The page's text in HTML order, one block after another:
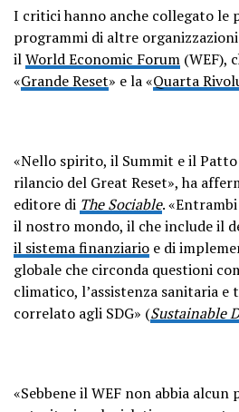
I critici hanno anche collegato le
programmi di altre
ilWorld Economic Forum (WEF),
«Grande Reset» e la «Quarta
«Nello spirito, il Summit e il
rilancio del Great Reset», ha
editore di The Sociable.
il nostro mondo, il che include il
il sistema finanziario e di
globale che circonda questioni
climatico, l’assistenza sanitaria e
correlato agli SDG» (Sustainable
«Sebbene il WEF non abbia